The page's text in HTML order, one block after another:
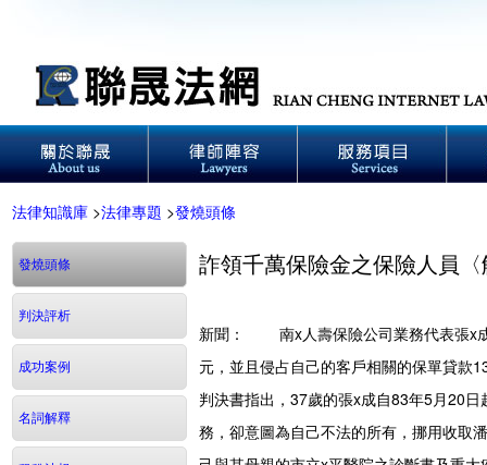
法律知識庫 >法律專題 >發燒頭條
發燒頭條
判決評析
成功案例
名詞解釋
詐領千萬保險金之保險人員
新聞： 南x人壽保險公司業務代表張x成
元，並且侵占自己的客戶相關的保單貸款
判決書指出，37歲的張x成自83年5月20
務，卻意圖為自己不法的所有，挪用收